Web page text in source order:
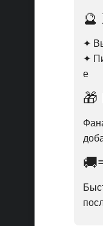
🔮
✦
✦
е
🎁